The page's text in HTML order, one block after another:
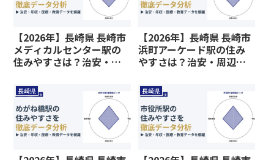
【2026年】長崎県 長崎市
メディカルセンター駅の
住みやすさは？治安・周
らしに関わる情報を解説
【2026年】長崎県 長崎市
浜町アーケード駅の住み
やすさは？治安・周辺施
に関わる情報を解説
長崎県 長崎県